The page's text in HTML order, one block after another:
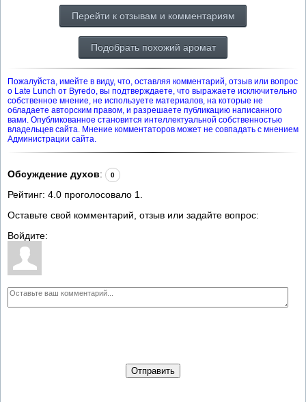
Перейти к отзывам и комментариям
Подобрать похожий аромат
Пожалуйста, имейте в виду, что, оставляя комментарий, отзыв или вопрос
о Late Lunch от Byredo, вы подтверждаете, что выражаете исключительно
собственное мнение, не используете материалов, на которые не
обладаете авторским правом, и разрешаете публикацию написанного
вами. Опубликованное становится интеллектуальной собственностью
владельцев сайта. Мнение комментаторов может не совпадать с мнением
Администрации сайта.
Обсуждение духов: 0
Рейтинг: 4.0 проголосовало 1
Оставьте свой комментарий, отзыв или задайте вопрос:
Войдите:
Отправить